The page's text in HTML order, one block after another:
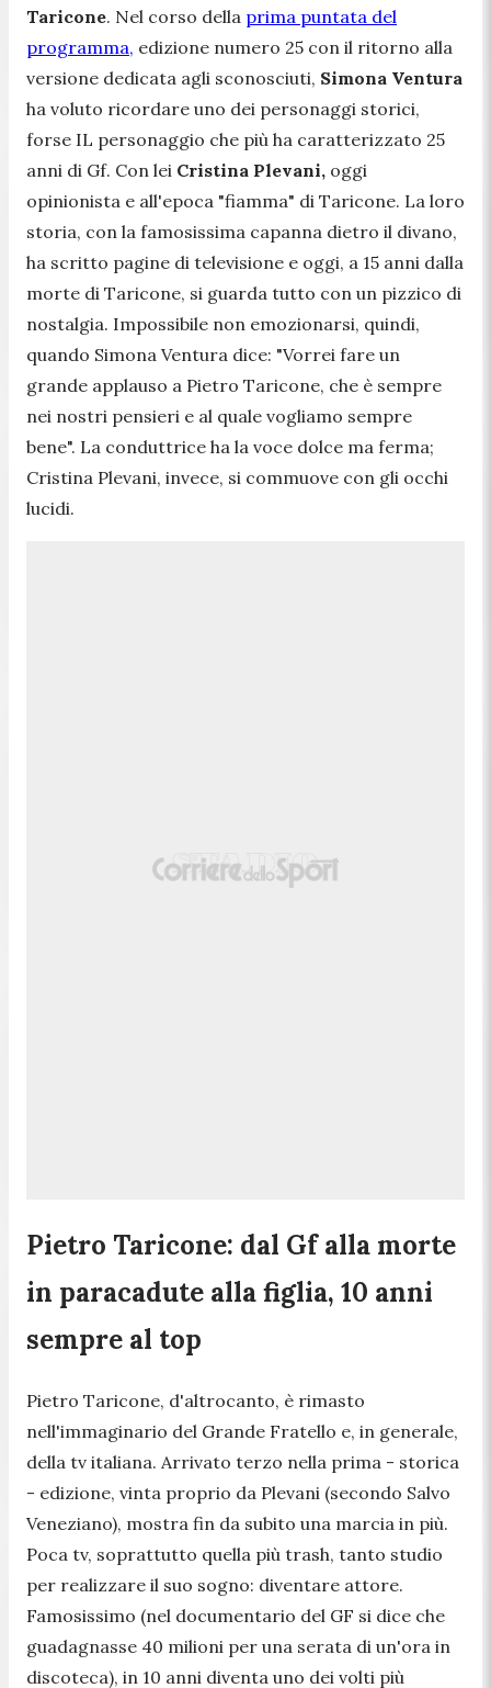
Taricone. Nel corso della prima puntata del
programma, edizione numero 25 con il ritorno alla
versione dedicata agli sconosciuti, Simona Ventura
ha voluto ricordare uno dei personaggi storici,
forse IL personaggio che più ha caratterizzato 25
anni di Gf. Con lei Cristina Plevani, oggi
opinionista e all'epoca "fiamma" di Taricone. La loro
storia, con la famosissima capanna dietro il divano,
ha scritto pagine di televisione e oggi, a 15 anni dalla
morte di Taricone, si guarda tutto con un pizzico di
nostalgia. Impossibile non emozionarsi, quindi,
quando Simona Ventura dice: "Vorrei fare un
grande applauso a Pietro Taricone, che è sempre
nei nostri pensieri e al quale vogliamo sempre
bene". La conduttrice ha la voce dolce ma ferma;
Cristina Plevani, invece, si commuove con gli occhi
lucidi.
Pietro Taricone: dal Gf alla morte
in paracadute alla figlia, 10 anni
sempre al top
Pietro Taricone, d'altrocanto, è rimasto
nell'immaginario del Grande Fratello e, in generale,
della tv italiana. Arrivato terzo nella prima - storica
- edizione, vinta proprio da Plevani (secondo Salvo
Veneziano), mostra fin da subito una marcia in più.
Poca tv, soprattutto quella più trash, tanto studio
per realizzare il suo sogno: diventare attore.
Famosissimo (nel documentario del GF si dice che
guadagnasse 40 milioni per una serata di un'ora in
discoteca), in 10 anni diventa uno dei volti più